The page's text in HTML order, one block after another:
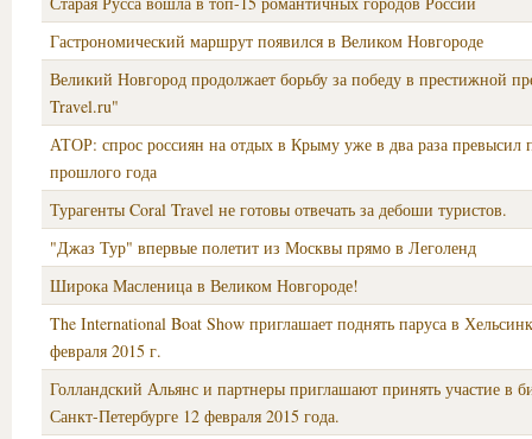
Гастрономический маршрут появился в Великом Новгороде
Великий Новгород продолжает борьбу за победу в престижной
Travel.ru"
АТОР: спрос россиян на отдых в Крыму уже в два раза превысил
прошлого года
Турагенты Coral Travel не готовы отвечать за дебоши туристов.
"Джаз Тур" впервые полетит из Москвы прямо в Леголенд
Широка Масленица в Великом Новгороде!
The International Boat Show приглашает поднять паруса в
февраля 2015 г.
Голландский Альянс и партнеры приглашают принять участие в
Санкт-Петербурге 12 февраля 2015 года.